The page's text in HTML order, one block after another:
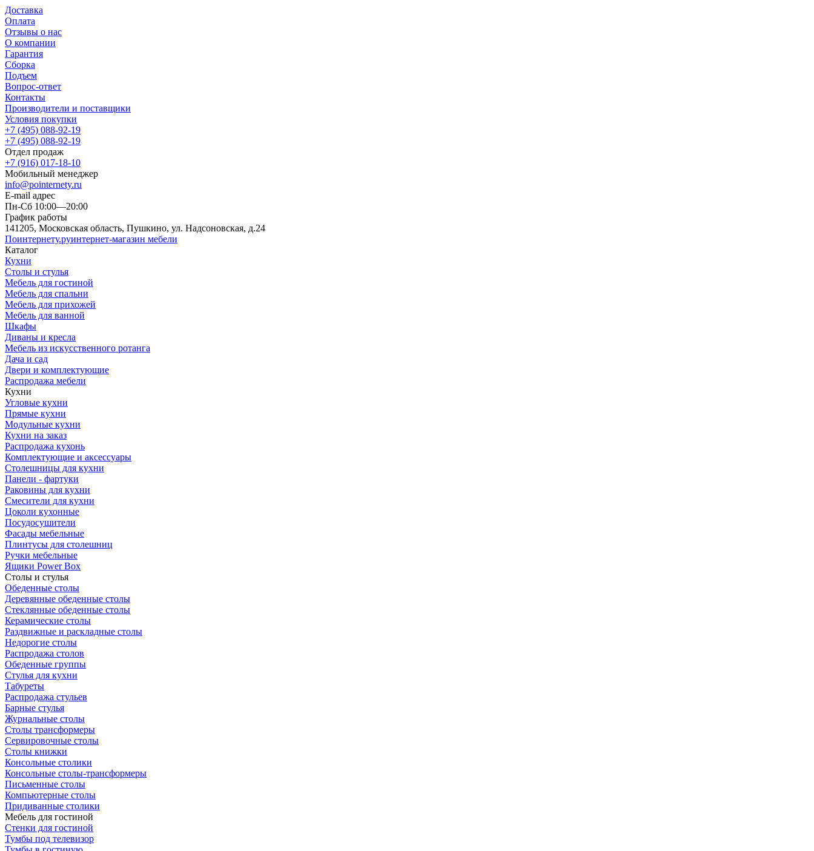
Доставка
Оплата
Отзывы о нас
О компании
Гарантия
Сборка
Подъем
Вопрос-ответ
Контакты
Производители и поставщики
Условия покупки
+7 (495) 088-92-19
+7 (495) 088-92-19
Отдел продаж
+7 (916) 017-18-10
Мобильный менеджер
info@pointernety.ru
E-mail адрес
Пн-Сб 10:00—20:00
График работы
141205, Московская область, Пушкино, ул. Надсоновская, д.24
Поинтернету.руинтернет-магазин мебели
Каталог
Кухни
Столы и стулья
Мебель для гостиной
Мебель для спальни
Мебель для прихожей
Мебель для ванной
Шкафы
Диваны и кресла
Мебель из искусственного ротанга
Дача и сад
Двери и комплектующие
Распродажа мебели
Кухни
Угловые кухни
Прямые кухни
Модульные кухни
Кухни на заказ
Распродажа кухонь
Комплектующие и аксессуары
Столешницы для кухни
Панели - фартуки
Раковины для кухни
Смесители для кухни
Цоколи кухонные
Посудосушители
Фасады мебельные
Плинтусы для столешниц
Ручки мебельные
Ящики Power Box
Столы и стулья
Обеденные столы
Деревянные обеденные столы
Стеклянные обеденные столы
Керамические столы
Раздвижные и раскладные столы
Недорогие столы
Распродажа столов
Обеденные группы
Стулья для кухни
Табуреты
Распродажа стульев
Барные стулья
Журнальные столы
Столы трансформеры
Сервировочные столы
Столы книжки
Консольные столики
Консольные столы-трансформеры
Письменные столы
Компьютерные столы
Придиванные столики
Мебель для гостиной
Стенки для гостиной
Тумбы под телевизор